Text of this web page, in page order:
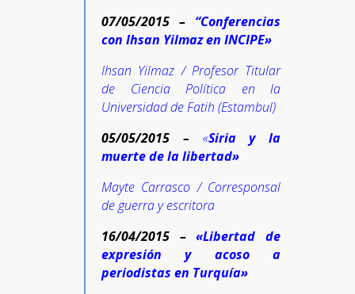
07/05/2015 – “Conferencias
con Ihsan Yilmaz en INCIPE»
Ihsan Yilmaz / Profesor Titular
de Ciencia Política en la
Universidad de Fatih (Estambul)
05/05/2015 – «Siria y la
muerte de la libertad»
Mayte Carrasco / Corresponsal
de guerra y escritora
16/04/2015 –«Libertad de
expresión y acoso a
periodistas en Turquía»